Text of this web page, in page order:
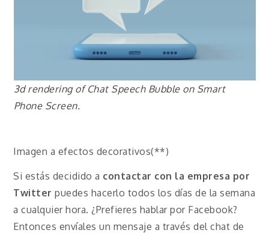
3d rendering of Chat Speech Bubble on Smart
Phone Screen.
Imagen a efectos decorativos(**)
Si estás decidido a contactar con la empresa por
Twitter puedes hacerlo todos los días de la semana
a cualquier hora. ¿Prefieres hablar por Facebook?
Entonces envíales un mensaje a través del chat de